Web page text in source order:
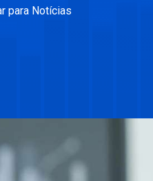
para Notícias